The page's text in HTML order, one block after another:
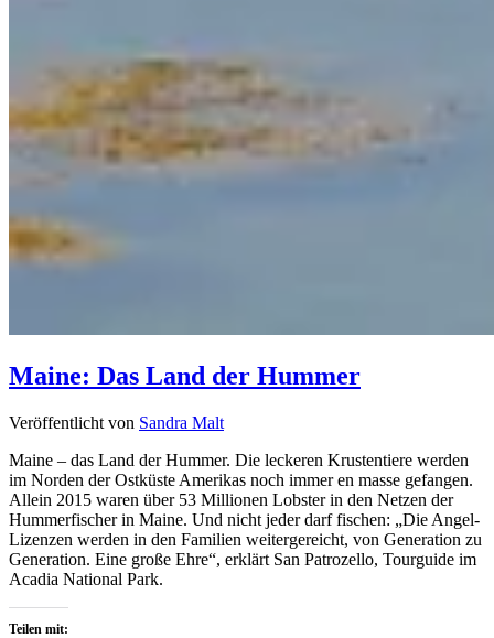
Maine: Das Land der Hummer
Veröffentlicht von Sandra Malt
Maine – das Land der Hummer. Die leckeren Krustentiere werden
im Norden der Ostküste Amerikas noch immer en masse gefangen.
Allein 2015 waren über 53 Millionen Lobster in den Netzen der
Hummerfischer in Maine. Und nicht jeder darf fischen: „Die Angel-
Lizenzen werden in den Familien weitergereicht, von Generation zu
Generation. Eine große Ehre“, erklärt San Patrozello, Tourguide im
Acadia National Park.
Teilen mit: